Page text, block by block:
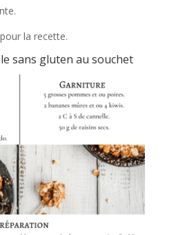
la recette.
sans gluten au souchet